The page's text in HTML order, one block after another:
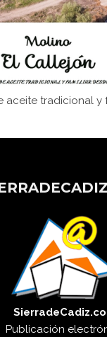
La
de saber a la
del poblado
aceite tradicional y
Publicación